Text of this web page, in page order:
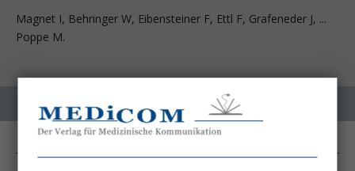
Magnet I, Behringer W, Eibensteiner F, Ettl F, Grafeneder J, ...
Poppe M.